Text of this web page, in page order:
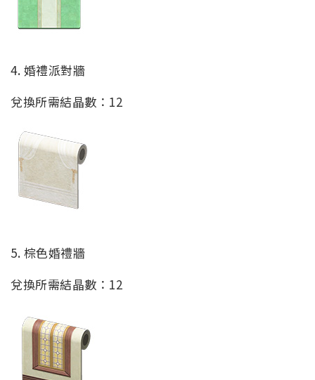
4. 婚禮派對牆
兌換所需結晶數：12
5. 棕色婚禮牆
兌換所需結晶數：12